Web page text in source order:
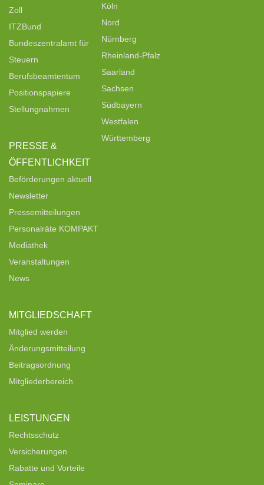
Zoll
ITZBund
Bundeszentralamt für
Steuern
Berufsbeamtentum
Positionspapiere
Stellungnahmen
PRESSE &
ÖFFENTLICHKEIT
Beförderungen aktuell
Newsletter
Pressemitteilungen
Personalräte KOMPAKT
Mediathek
Veranstaltungen
News
MITGLIEDSCHAFT
Mitglied werden
Änderungsmitteilung
Beitragsordnung
Mitgliederbereich
LEISTUNGEN
Rechtsschutz
Versicherungen
Rabatte und Vorteile
Köln
Nord
Nürnberg
Rheinland-Pfalz
Saarland
Sachsen
Südbayern
Westfalen
Württemberg